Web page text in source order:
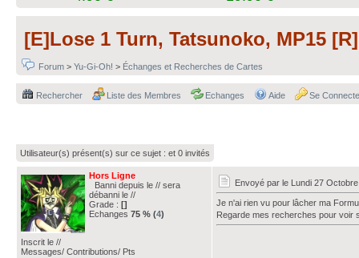
[E]Lose 1 Turn, Tatsunoko, MP15
Forum > Yu-Gi-Oh! > Échanges et Recherches de Cartes
Rechercher Liste des Membres Echanges Aide Se
Utilisateur(s) présent(s) sur ce sujet : et 0 invités
Hors Ligne
Banni depuis le // sera
débanni le //
Grade : []
Echanges 75 % (4)
Inscrit le //
Messages/ Contributions/ Pts
Envoyé par le Lundi 27
Je n'ai rien vu pour lâcher ma
Regarde mes recherches pour voir